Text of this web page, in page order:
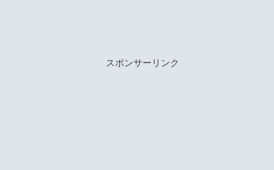
スポンサーリンク